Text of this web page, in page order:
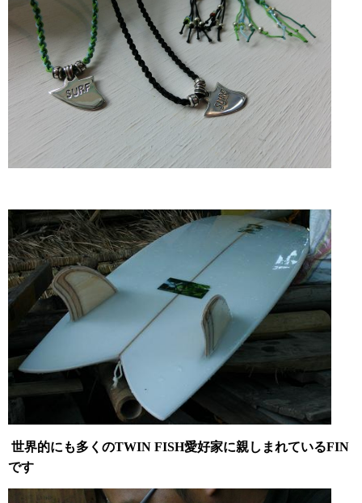
世界的にも多くのTWIN FISH愛好家に親しまれているFIN
です